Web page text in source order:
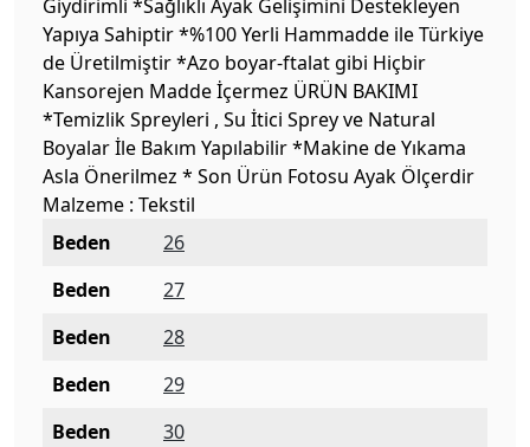
Giydirimli *Sağlıklı Ayak Gelişimini Destekleyen
Yapıya Sahiptir *%100 Yerli Hammadde ile Türkiye
de Üretilmiştir *Azo boyar-ftalat gibi Hiçbir
Kansorejen Madde İçermez ÜRÜN BAKIMI
*Temizlik Spreyleri , Su İtici Sprey ve Natural
Boyalar İle Bakım Yapılabilir *Makine de Yıkama
Asla Önerilmez * Son Ürün Fotosu Ayak Ölçerdir
Malzeme : Tekstil
Beden
26
Beden
27
Beden
28
Beden
29
Beden
30